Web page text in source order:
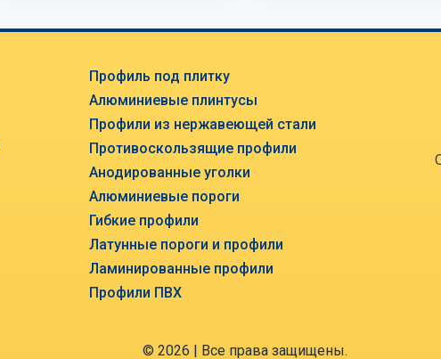
Профиль под плитку
Алюминиевые плинтусы
Профили из нержавеющей стали
Противоскользящие профили
Анодированные уголки
Алюминиевые пороги
Гибкие профили
Латунные пороги и профили
Ламинированные профили
Профили ПВХ
© 2026 | Все права защищены.